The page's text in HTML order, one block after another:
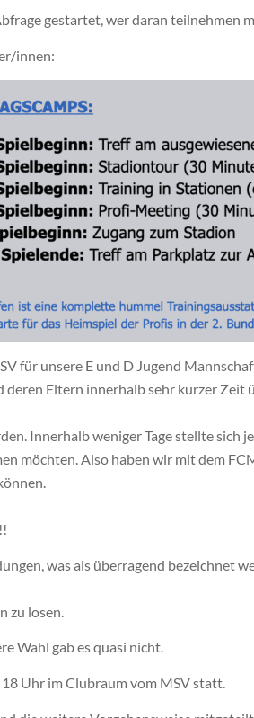
gestartet, wer daran teilnehmen
innen:
für unsere E und D Jugend
Eltern innerhalb sehr kurzer Zeit
Innerhalb weniger Tage stellte sich
möchten. Also haben wir mit dem
was als überragend bezeichnet
zu losen.
Wahl gab es quasi nicht.
Uhr im Clubraum vom MSV statt.